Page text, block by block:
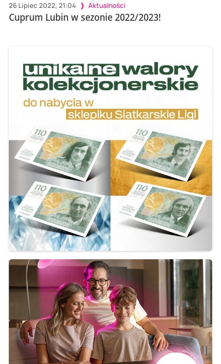
26 Lipiec 2022, 21:04 Aktualności
Cuprum Lubin w sezonie 2022/2023!